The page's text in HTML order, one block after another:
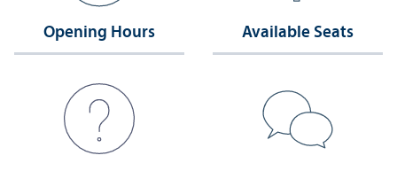
Opening Hours Available Seats